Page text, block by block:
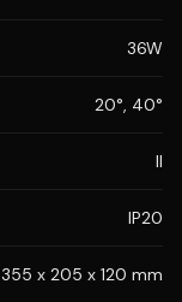
36W
20°, 40°
II
IP20
355 x 205 x 120 mm